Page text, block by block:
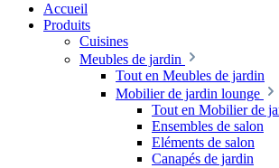
Accueil
Produits
Cuisines
Meubles de jardin
Tout en Meubles de jardin
Mobilier de jardin lounge
Tout en Mobilier de
Ensembles de salon
Eléments de salon
Canapés de jardin